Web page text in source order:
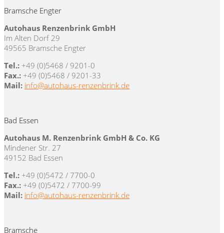
Bramsche Engter
Autohaus Renzenbrink GmbH
Im Alten Dorf 29
49565 Bramsche Engter
Tel.: +49 (0)5468 / 9201-0
Fax.: +49 (0)5468 / 9201-33
Mail: info@autohaus-renzenbrink.de
Bad Essen
Autohaus M. Renzenbrink GmbH & Co. KG
Mindener Str. 27
49152 Bad Essen
Tel.: +49 (0)5472 / 7700-0
Fax.: +49 (0)5472 / 7700-99
Mail: info@autohaus-renzenbrink.de
Bramsche